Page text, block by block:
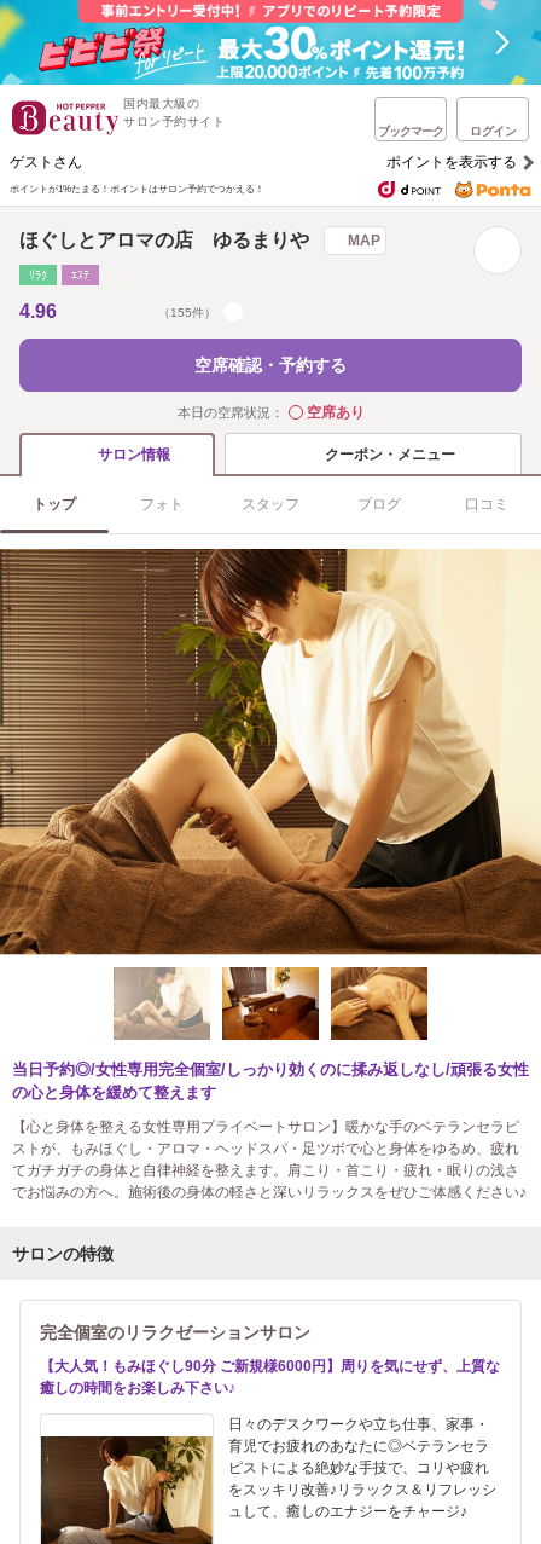
国内最大級の
サロン予約サイト
ブックマーク ログイン
ゲストさん ポイントを表示する
ポイントが1%たまる！ ポイントはサロン予約でつかえる！
ほぐしとアロマの店 ゆるまりや MAP
ﾘﾗｸ ｴｽﾃ
4.96 （155件）
空席確認・予約する
本日の空席状況： ◯空席あり
サロン情報 クーポン・メニュー
トップ フォト スタッフ ブログ 口コミ
当日予約◎/女性専用完全個室/しっかり効くのに揉み返しなし/頑張る女性
の心と身体を緩めて整えます
【心と身体を整える女性専用プライベートサロン】暖かな手のベテランセラピ
ストが、もみほぐし・アロマ・ヘッドスパ・足ツボで心と身体をゆるめ、疲れ
てガチガチの身体と自律神経を整えます。肩こり・首こり・疲れ・眠りの浅さ
でお悩みの方へ。施術後の身体の軽さと深いリラックスをぜひご体感ください♪
サロンの特徴
完全個室のリラクゼーションサロン
【大人気！もみほぐし90分 ご新規様6000円】周りを気にせず、上質な
癒しの時間をお楽しみ下さい♪
日々のデスクワークや立ち仕事、家事・
育児でお疲れのあなたに◎ベテランセラ
ピストによる絶妙な手技で、コリや疲れ
をスッキリ改善♪リラックス＆リフレッシ
ュして、癒しのエナジーをチャージ♪